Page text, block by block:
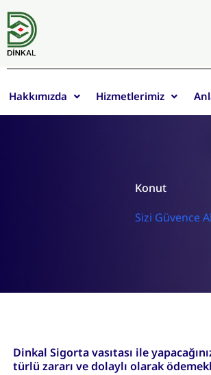
Skip
to
content
Hakkımızda Hizmetlerimiz
Konut
Sizi Güvence
Dinkal Sigorta vasıtası ile
türlü zararı ve dolaylı olarak